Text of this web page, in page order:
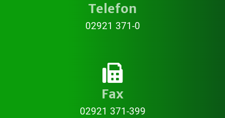
Telefon
02921 371-0
Fax
02921 371-399